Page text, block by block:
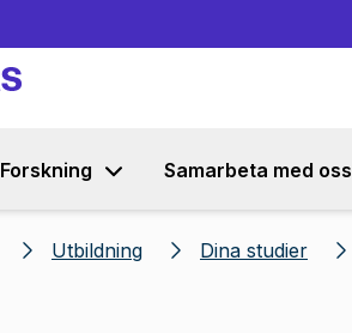
Forskning Samarbeta med oss
Utbildning Dina studier